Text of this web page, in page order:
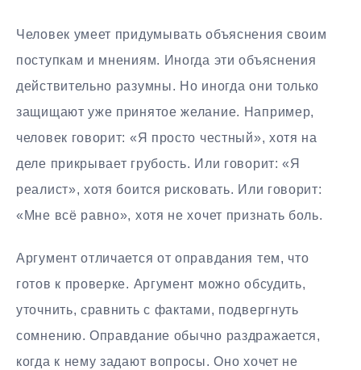
Человек умеет придумывать объяснения своим
поступкам и мнениям. Иногда эти объяснения
действительно разумны. Но иногда они только
защищают уже принятое желание. Например,
человек говорит: «Я просто честный», хотя на
деле прикрывает грубость. Или говорит: «Я
реалист», хотя боится рисковать. Или говорит:
«Мне всё равно», хотя не хочет признать боль.
Аргумент отличается от оправдания тем, что
готов к проверке. Аргумент можно обсудить,
уточнить, сравнить с фактами, подвергнуть
сомнению. Оправдание обычно раздражается,
когда к нему задают вопросы. Оно хочет не